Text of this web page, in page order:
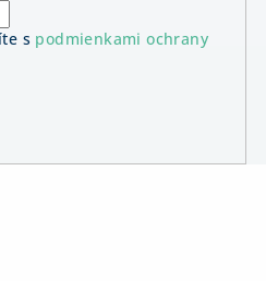
s podmienkami ochrany